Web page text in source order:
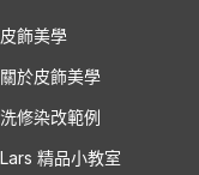
皮飾美學
關於皮飾美學
洗修染改範例
Lars 精品小教室